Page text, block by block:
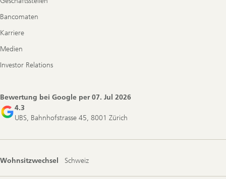
Bancomaten
Karriere
Medien
Investor Relations
Bewertung bei Google per07. Jul 2026
4.3
UBS, Bahnhofstrasse 45, 8001 Zürich
Wohnsitzwechsel Schweiz